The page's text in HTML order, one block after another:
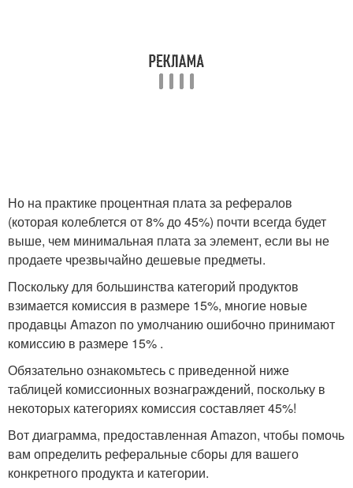
Но на практике процентная плата за рефералов
(которая колеблется от 8% до 45%) почти всегда будет
выше, чем минимальная плата за элемент, если вы не
продаете чрезвычайно дешевые предметы.
Поскольку для большинства категорий продуктов
взимается комиссия в размере 15%, многие новые
продавцы Amazon по умолчанию ошибочно принимают
комиссию в размере 15% .
Обязательно ознакомьтесь с приведенной ниже
таблицей комиссионных вознаграждений, поскольку в
некоторых категориях комиссия составляет 45%!
Вот диаграмма, предоставленная Amazon, чтобы помочь
вам определить реферальные сборы для вашего
конкретного продукта и категории.